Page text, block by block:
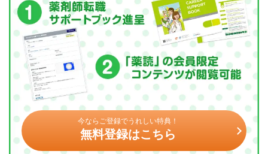
今ならご登録でうれしい特典！
無料登録はこちら